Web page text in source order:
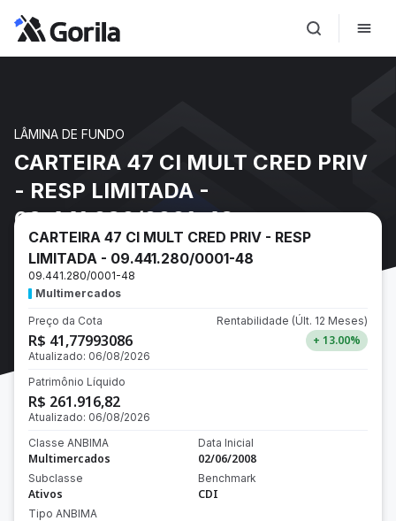
LÂMINA DE FUNDO
CARTEIRA 47 CI MULT CRED PRIV
- RESP LIMITADA -
09.441.280/0001-48
CARTEIRA 47 CI MULT CRED PRIV - RESP
LIMITADA - 09.441.280/0001-48
09.441.280/0001-48
Multimercados
Preço da Cota
R$ 41,77993086
Atualizado: 06/08/2026
Rentabilidade (Últ. 12 Meses)
+ 13.00%
Patrimônio Líquido
R$ 261.916,82
Atualizado: 06/08/2026
Classe ANBIMA
Multimercados
Subclasse
Ativos
Tipo ANBIMA
Data Inicial
02/06/2008
Benchmark
CDI